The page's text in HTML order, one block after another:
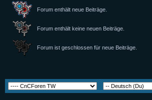
Forum enthält neue Beiträge.
Forum enthält keine neuen Beiträge.
Forum ist geschlossen für neue Beiträge.